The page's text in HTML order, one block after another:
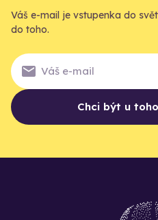
Váš e-mail je vstupenka do
do toho.
Chci být u toho